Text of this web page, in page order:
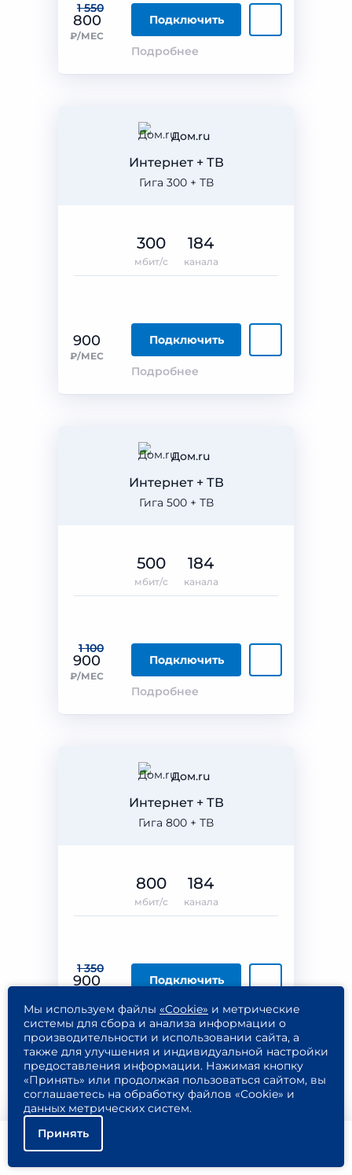
1 550
800
₽/МЕС
Подключить
Подробнее
Дом.ru
Гига 300 + ТВ
Интернет + ТВ
900
₽/МЕС
Подключить
Подробнее
300
мбит/с
184
канала
Дом.ru
Гига 500 + ТВ
Интернет + ТВ
1 100
900
₽/МЕС
Подключить
Подробнее
500
мбит/с
184
канала
Дом.ru
Гига 800 + ТВ
Интернет + ТВ
1 350
900 Подключить
Подробнее
800
мбит/с
184
канала
Дом.ru
Мы используем файлы «Cookie» и метрические
системы для сбора и анализа информации о
производительности и использовании сайта, а
также для улучшения и индивидуальной настройки
предоставления информации. Нажимая кнопку
«Принять» или продолжая пользоваться сайтом, вы
соглашаетесь на обработку файлов «Cookie» и
данных метрических систем.
Принять